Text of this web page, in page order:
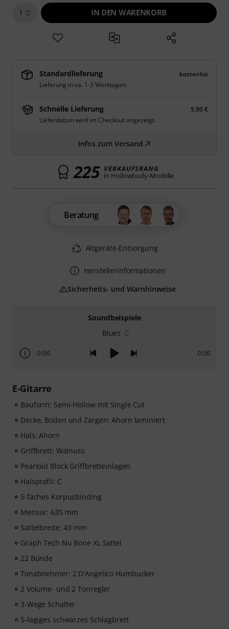
Soundbeispiele
Blues
0:00 0:00
E-Gitarre
Bauform: Semi-Hollow mit Single Cut
Decke, Boden und Zargen: Ahorn laminiert
Hals: Ahorn
Griffbrett: Walnuss
Pearloid Block Griffbretteinlagen
Halsprofil: C
5-faches Korpusbinding
Mensur: 635 mm
Sattelbreite: 43 mm
Graph Tech Nu Bone XL Sattel
22 Bünde
Tonabnehmer: 2 D'Angelico Humbucker
2 Volume- und 2 Tonregler
3-Wege Schalter
5-lagiges schwarzes Schlagbrett
1 IN DEN WARENKORB
Standardlieferung
kostenlos
Lieferung in ca. 1-3 Werktagen
Schnelle Lieferung
5,90 €
Lieferdatum wird im Checkout angezeigt.
Infos zum Versand
225 VERKAUFSRANG
in Hollowbody-Modelle
Beratung
Altgeräte-Entsorgung
Herstellerinformationen
Sicherheits- und Warnhinweise